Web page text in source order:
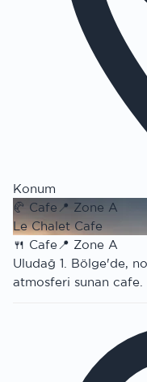
Konum
🥐 Cafe 📍 Zone A
Le Chalet Cafe
🍴 Cafe📍 Zone A
Uludağ 1. Bölge'de,
atmosferi sunan cafe.